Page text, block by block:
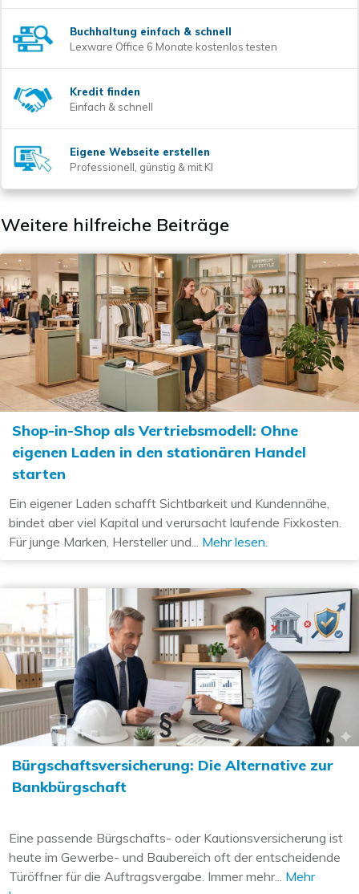
Buchhaltung einfach & schnell
Lexware Office 6 Monate kostenlos testen
Kredit finden
Einfach & schnell
Eigene Webseite erstellen
Professionell, günstig & mit KI
Weitere hilfreiche Beiträge
Shop-in-Shop als Vertriebsmodell: Ohne
eigenen Laden in den stationären Handel
starten
Ein eigener Laden schafft Sichtbarkeit und Kundennähe,
bindet aber viel Kapital und verursacht laufende Fixkosten.
Für junge Marken, Hersteller und... Mehr lesen.
Bürgschaftsversicherung: Die Alternative zur
Bankbürgschaft
Eine passende Bürgschafts- oder Kautionsversicherung ist
heute im Gewerbe- und Baubereich oft der entscheidende
Türöffner für die Auftragsvergabe. Immer mehr... Mehr